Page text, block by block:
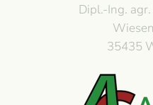
Dipl.-Ing.
35435